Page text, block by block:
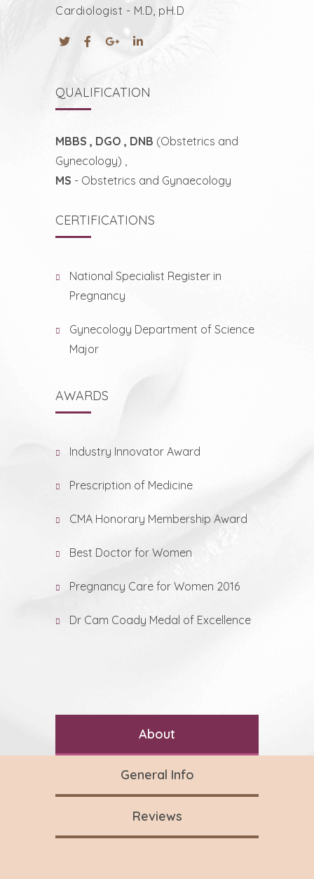
Cardiologist - M.D, pH.D
QUALIFICATION
MBBS , DGO , DNB (Obstetrics and
Gynecology) ,
MS - Obstetrics and Gynaecology
CERTIFICATIONS
National Specialist Register in
Pregnancy
Gynecology Department of Science
Major
AWARDS
Industry Innovator Award
Prescription of Medicine
CMA Honorary Membership Award
Best Doctor for Women
Pregnancy Care for Women 2016
Dr Cam Coady Medal of Excellence
About
General Info
Reviews